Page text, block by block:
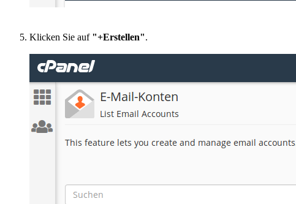
Klicken Sie auf "+Erstellen".